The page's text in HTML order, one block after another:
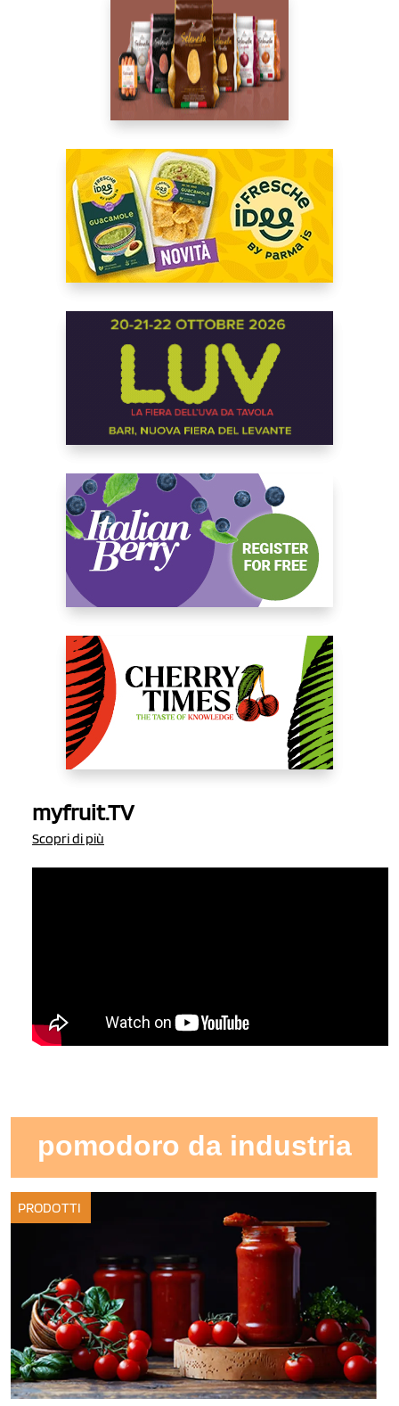
myfruit.TV
Scopri di più
pomodoro da industria
PRODOTTI